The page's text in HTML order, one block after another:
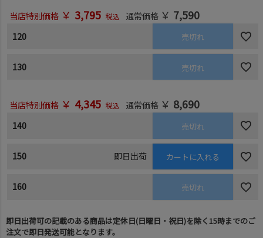
当店特別価格 ￥ 3,795 税込 通常価格 ￥ 7,590
120 売切れ
130 売切れ
当店特別価格 ￥ 4,345 税込 通常価格 ￥ 8,690
140 売切れ
150 即日出荷 カートに入れる
160 売切れ
即日出荷可の記載のある商品は定休日(日曜日・祝日)を除く15時までのご
注文で即日発送可能となります。